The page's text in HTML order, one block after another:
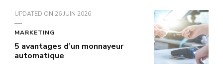
UPDATED ON 26 JUIN 2026
MARKETING
5 avantages d’un monnayeur
automatique